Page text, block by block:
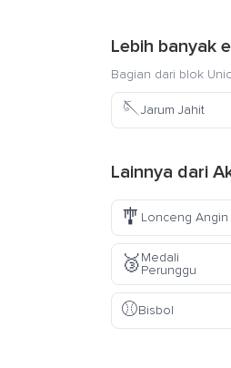
Lebih banyak
Bagian dari blok
🪡Jarum Jahit
Lainnya dari
🎐 Lonceng Angin
🥉Medali
Perunggu
⚾Bisbol